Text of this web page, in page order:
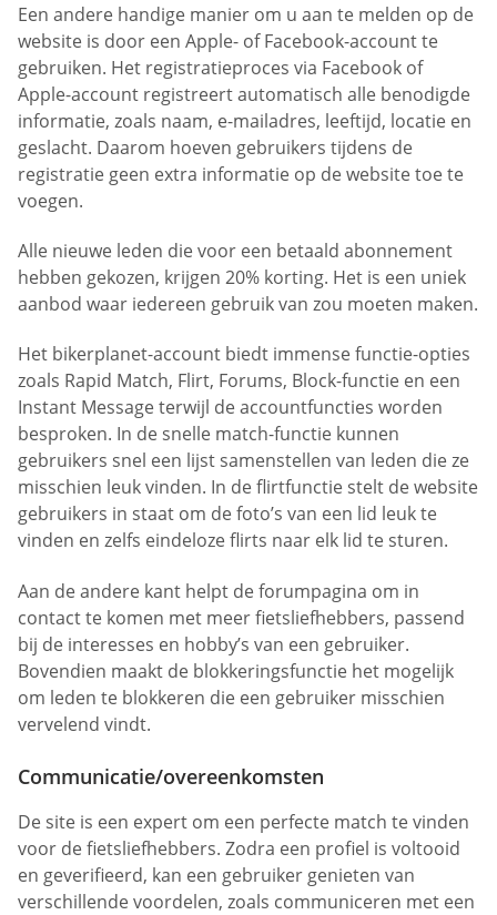
Een andere handige manier om u aan te melden op de
website is door een Apple- of Facebook-account te
gebruiken. Het registratieproces via Facebook of
Apple-account registreert automatisch alle benodigde
informatie, zoals naam, e-mailadres, leeftijd, locatie en
geslacht. Daarom hoeven gebruikers tijdens de
registratie geen extra informatie op de website toe te
voegen.
Alle nieuwe leden die voor een betaald abonnement
hebben gekozen, krijgen 20% korting. Het is een uniek
aanbod waar iedereen gebruik van zou moeten maken.
Het bikerplanet-account biedt immense functie-opties
zoals Rapid Match, Flirt, Forums, Block-functie en een
Instant Message terwijl de accountfuncties worden
besproken. In de snelle match-functie kunnen
gebruikers snel een lijst samenstellen van leden die ze
misschien leuk vinden. In de flirtfunctie stelt de website
gebruikers in staat om de foto’s van een lid leuk te
vinden en zelfs eindeloze flirts naar elk lid te sturen.
Aan de andere kant helpt de forumpagina om in
contact te komen met meer fietsliefhebbers, passend
bij de interesses en hobby’s van een gebruiker.
Bovendien maakt de blokkeringsfunctie het mogelijk
om leden te blokkeren die een gebruiker misschien
vervelend vindt.
Communicatie/overeenkomsten
De site is een expert om een perfecte match te vinden
voor de fietsliefhebbers. Zodra een profiel is voltooid
en geverifieerd, kan een gebruiker genieten van
verschillende voordelen, zoals communiceren met een